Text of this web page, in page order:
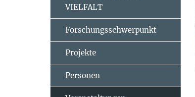
VIELFALT
Forschungsschwerpunkt
Projekte
Personen